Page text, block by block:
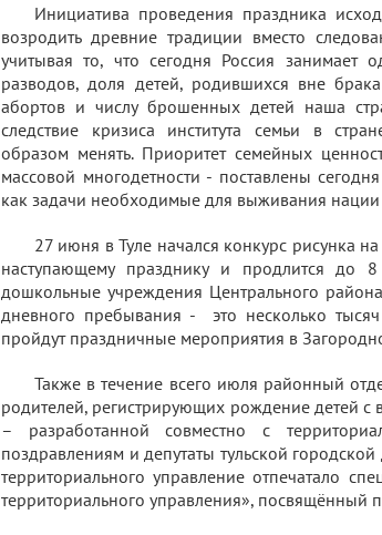
Инициатива проведения праздника
возродить древние традиции вместо
учитывая то, что сегодня Россия
разводов, доля детей, родившихся вне
абортов и числу брошенных детей наша
следствие кризиса института семьи в
образом менять. Приоритет семейных
массовой многодетности - поставлены
как задачи необходимые для выживания нации
27 июня в Туле начался конкурс рисунка
наступающему празднику и продлится
дошкольные учреждения Центрального
дневного пребывания - это несколько
пройдут праздничные мероприятия в
Также в течение всего июля районный
родителей, регистрирующих рождение детей
– разработанной совместно с
поздравлениям и депутаты тульской
территориального управление отпечатало
территориального управления», посвящённый